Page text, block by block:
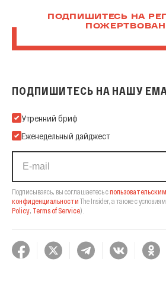
ПОДПИШИТЕСЬ НА
ПОДПИШИТЕСЬ НА НАШУ
Подпишитесь на нашу Email-рассылку
Утренний бриф
Еженедельный дайджест
Подписываясь, вы соглашаетесь с
конфиденциальности The Insider, а также с
Policy, Terms of Service).